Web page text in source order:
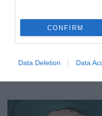
CONFIRM
Data Deletion Data